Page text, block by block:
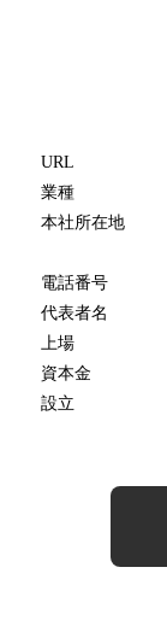
URL
業種
本社所在地
電話番号
代表者名
上場
資本金
設立